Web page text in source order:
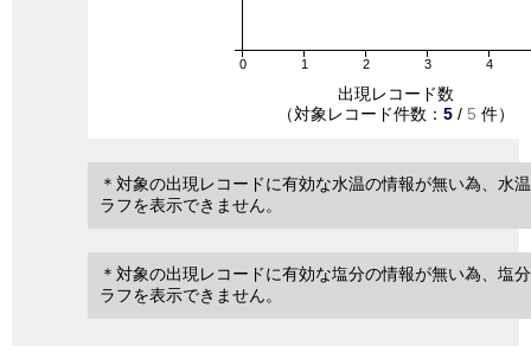
0 1 2 3 4
出現レコード数
（対象レコード件数： 5 / 5 件）
＊対象の出現レコードに有効な水温の情報が無い為、水
ラフを表示できません。
＊対象の出現レコードに有効な塩分の情報が無い為、塩
ラフを表示できません。